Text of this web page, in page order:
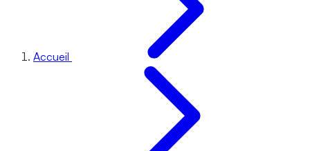
Accueil